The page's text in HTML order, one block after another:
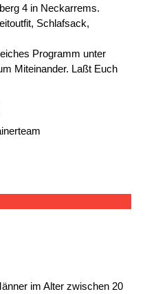
4 in Neckarrems.
Schlafsack,
Programm unter
Miteinander. Laßt Euch
im Alter zwischen 20